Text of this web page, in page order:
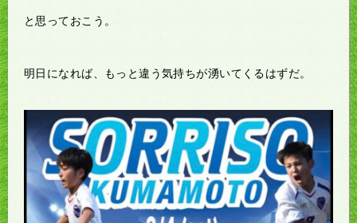
と思っておこう。
明日になれば、もっと違う気持ちが湧いてくるはずだ。